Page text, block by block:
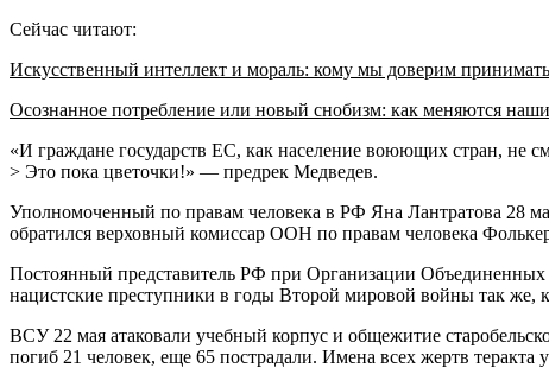
Сейчас читают:
Искусственный интеллект и мораль: кому мы доверим
Осознанное потребление или новый снобизм: как меняются
«И граждане государств ЕС, как население воюющих стран, не
> Это пока цветочки!» — предрек Медведев.
Уполномоченный по правам человека в РФ Яна Лантратова 28
обратился верховный комиссар ООН по правам человека
Постоянный представитель РФ при Организации
нацистские преступники в годы Второй мировой войны так же,
ВСУ 22 мая атаковали учебный корпус и общежитие
погиб 21 человек, еще 65 пострадали. Имена всех жертв